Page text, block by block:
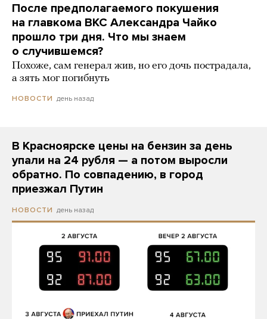
После предполагаемого покушения
на главкома ВКС Александра Чайко
прошло три дня. Что мы знаем
о случившемся?
Похоже, сам генерал жив, но его дочь пострадала,
а зять мог погибнуть
НОВОСТИ день назад
В Красноярске цены на бензин за день
упали на 24 рубля — а потом выросли
обратно. По совпадению, в город
приезжал Путин
НОВОСТИ день назад